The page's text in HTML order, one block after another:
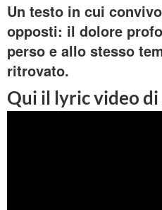
Un testo in cui
opposti: il dolore
perso e allo stesso
ritrovato.
Qui il lyric video